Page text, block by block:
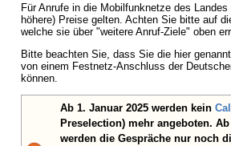
Für Anrufe in die Mobilfunknetze des
höhere) Preise gelten. Achten Sie bitte auf
welche sie über "weitere Anruf-Ziele" oben
Bitte beachten Sie, dass Sie die hier
von einem Festnetz-Anschluss der
können.
Ab 1. Januar 2025 werden kein
Preselection) mehr angeboten.
werden die Gespräche nur noch